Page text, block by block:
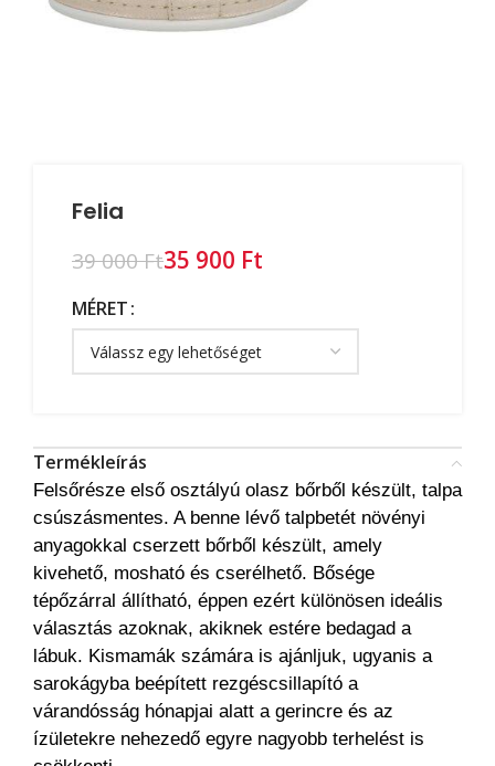
Felia
39 000Ft35 900 Ft
MÉRET
Termékleírás
Felsőrésze első osztályú olasz bőrből készült, talpa
csúszásmentes. A benne lévő talpbetét növényi
anyagokkal cserzett bőrből készült, amely
kivehető, mosható és cserélhető. Bősége
tépőzárral állítható, éppen ezért különösen ideális
választás azoknak, akiknek estére bedagad a
lábuk. Kismamák számára is ajánljuk, ugyanis a
sarokágyba beépített rezgéscsillapító a
várandósság hónapjai alatt a gerincre és az
ízületekre nehezedő egyre nagyobb terhelést is